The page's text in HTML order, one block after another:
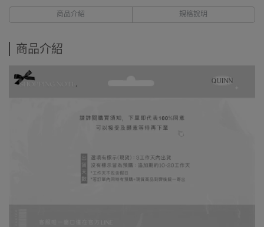
商品介紹 規格說明
商品介紹